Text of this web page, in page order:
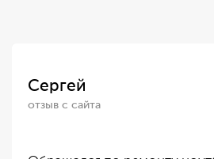
Сергей
отзыв с сайта